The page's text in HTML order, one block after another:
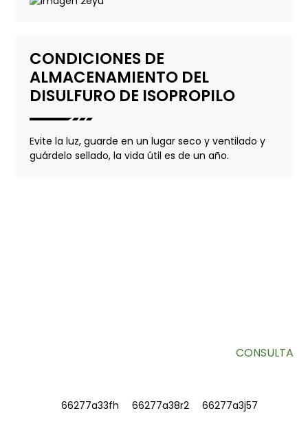
CONDICIONES DE
ALMACENAMIENTO DEL
DISULFURO DE ISOPROPILO
Evite la luz, guarde en un lugar seco y ventilado y
guárdelo sellado, la vida útil es de un año.
CONSULTA